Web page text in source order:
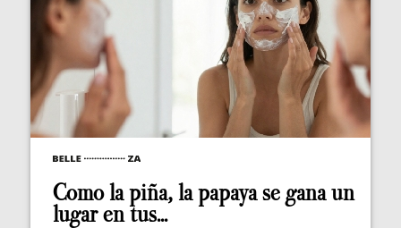
Como la piña, la papaya se gana un
lugar en tus...